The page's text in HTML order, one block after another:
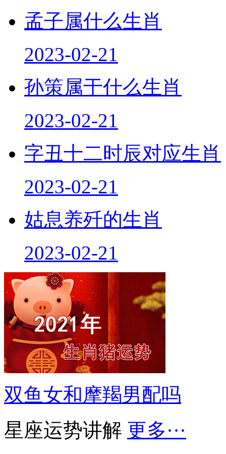
孟子属什么生肖
2023-02-21
孙策属于什么生肖
2023-02-21
字丑十二时辰对应生肖
2023-02-21
姑息养歼的生肖
2023-02-21
双鱼女和摩羯男配吗
星座运势讲解 更多···